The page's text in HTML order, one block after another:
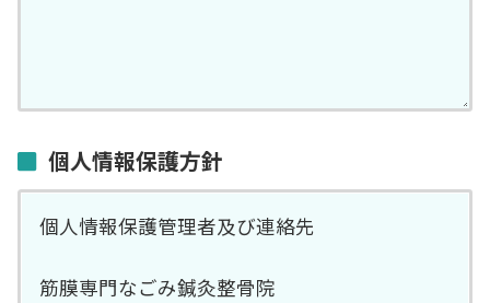
個人情報保護方針
個人情報保護管理者及び連絡先
筋膜専門なごみ鍼灸整骨院